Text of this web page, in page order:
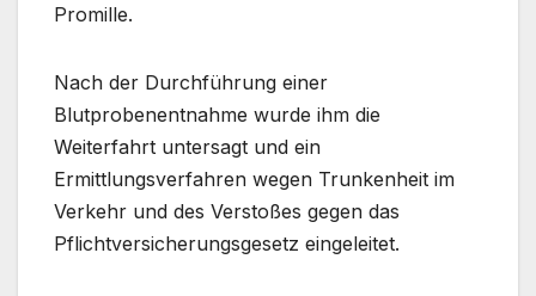
Promille.
Nach der Durchführung einer
Blutprobenentnahme wurde ihm die
Weiterfahrt untersagt und ein
Ermittlungsverfahren wegen Trunkenheit im
Verkehr und des Verstoßes gegen das
Pflichtversicherungsgesetz eingeleitet.